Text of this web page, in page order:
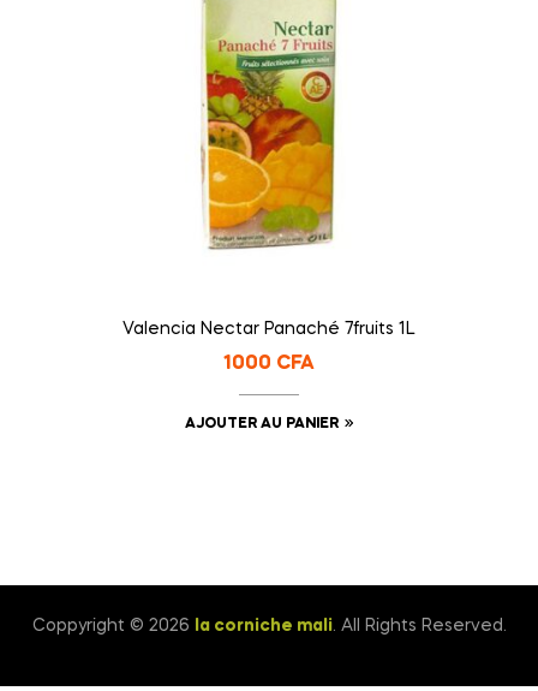
Valencia Nectar Panaché 7fruits 1L
1000 CFA
AJOUTER AU PANIER
Coppyright © 2026 la corniche mali. All Rights Reserved.